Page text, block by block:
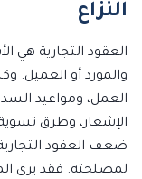
النزاع
العقود التجارية هي
والمورد أو العميل.
العمل، ومواعيد
الإشعار، وطرق تسوية
ضعف العقود
لمصلحته. فقد يرى